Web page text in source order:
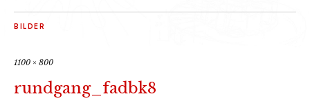
BILDER
1100 × 800
rundgang_fadbk8